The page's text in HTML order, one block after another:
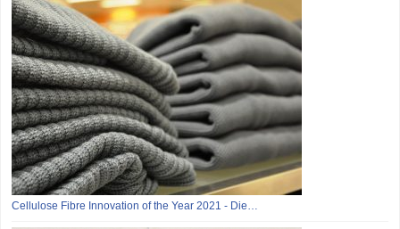
Cellulose Fibre Innovation of the Year 2021 - Die…